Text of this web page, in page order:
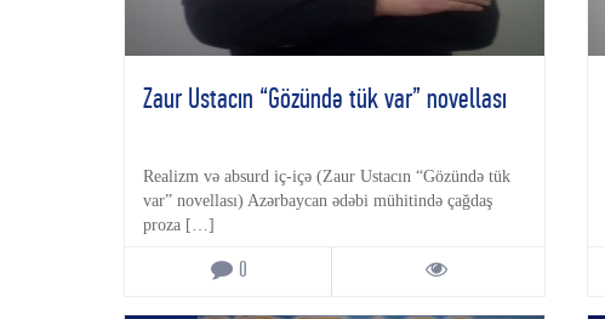
Zaur Ustacın “Gözündə tük var” novellası
Realizm və absurd iç-içə (Zaur Ustacın “Gözündə tük
var” novellası) Azərbaycan ədəbi mühitində çağdaş
proza […]
0